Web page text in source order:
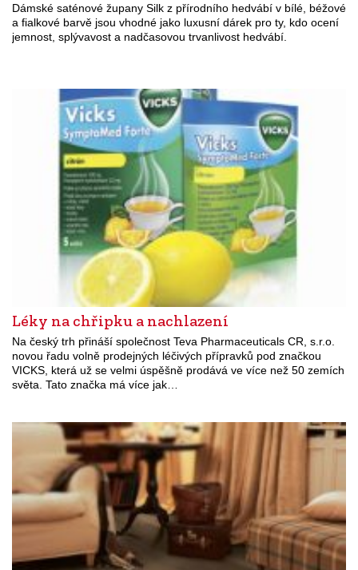
Dámské saténové župany Silk z přírodního hedvábí v bílé, béžové
a fialkové barvě jsou vhodné jako luxusní dárek pro ty, kdo ocení
jemnost, splývavost a nadčasovou trvanlivost hedvábí.
Léky na chřipku a nachlazení
Na český trh přináší společnost Teva Pharmaceuticals CR, s.r.o.
novou řadu volně prodejných léčivých přípravků pod značkou
VICKS, která už se velmi úspěšně prodává ve více než 50 zemích
světa. Tato značka má více jak…